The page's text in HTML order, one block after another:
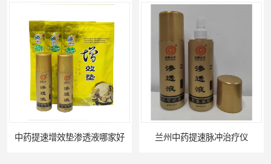
中药提速增效垫渗透液哪家好 兰州中药提速脉冲治疗仪